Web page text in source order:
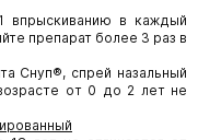
в каждый
препарат более 3 раз в
Снуп®, спрей назальный
от 0 до 2 лет не